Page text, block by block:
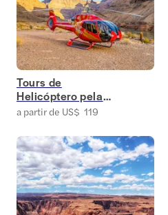
Tours de
Helicóptero pela
Margem Oeste do
a partir de US$ 119